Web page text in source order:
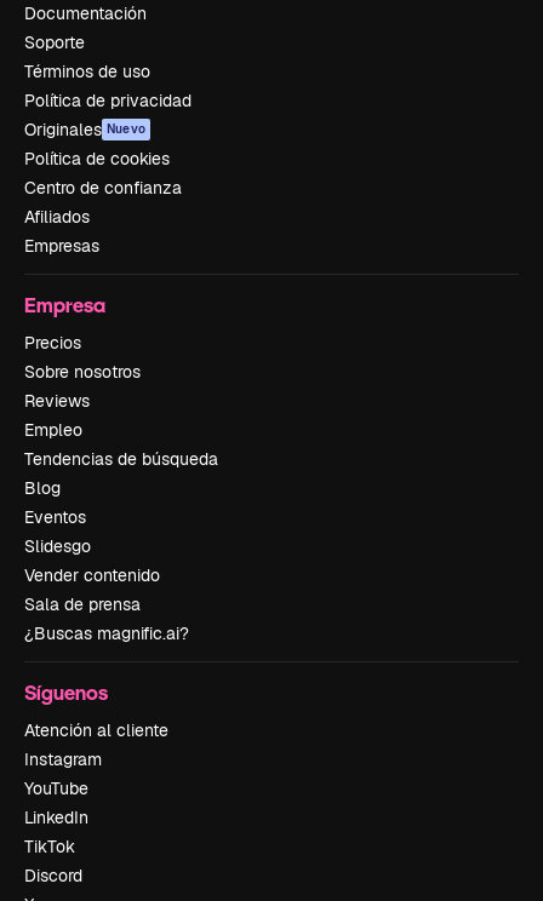
Documentación
Soporte
Términos de uso
Política de privacidad
Originales Nuevo
Política de cookies
Centro de confianza
Afiliados
Empresas
Empresa
Precios
Sobre nosotros
Reviews
Empleo
Tendencias de búsqueda
Blog
Eventos
Slidesgo
Vender contenido
Sala de prensa
¿Buscas magnific.ai?
Síguenos
Atención al cliente
Instagram
YouTube
LinkedIn
TikTok
Discord